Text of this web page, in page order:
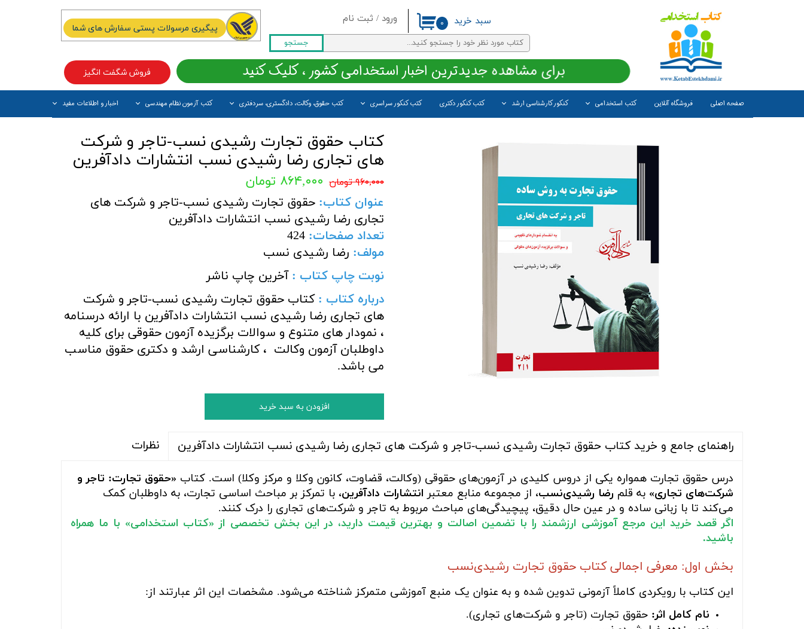
ورود / ثبت نام
حساب کاربری من
تغییر گذر واژه
سفارشات
خروج از حساب کاربری
جستجو
صفحه اصلی فروشگاه آنلاین کتب استخدامی کنکور کارشناسی ارشد کتب کنکور دکتری کتب کنکور سراسری کتب حقوق، وکالت، دادگستری، سردفتری کتب آزمون نظام مهندسی اخبار و اطلاعات مفید
۰ سبد خرید
فروش شگفت انگیز برای مشاهده جدیدترین اخبار استخدامی کشور ، کلیک کنید
پیگیری مرسولات پستی سفارش های شما
کتاب حقوق تجارت رشیدی نسب-تاجر و شرکت
های تجاری رضا رشیدی نسب انتشارات دادآفرین
۹۶۰,۰۰۰ تومان ۸۶۴,۰۰۰ تومان
عنوان کتاب: حقوق تجارت رشیدی نسب-تاجر و شرکت های
تجاری رضا رشیدی نسب انتشارات دادآفرین
تعداد صفحات:
424
مولف: رضا رشیدی نسب
نوبت چاپ کتاب :آخرین چاپ ناشر
درباره کتاب :کتاب حقوق تجارت رشیدی نسب-تاجر و شرکت
های تجاری رضا رشیدی نسب انتشارات دادآفرین با ارائه درسنامه
، نمودار های متنوع و سوالات برگزیده آزمون حقوقی برای کلیه
داوطلبان آزمون وکالت ، کارشناسی ارشد و دکتری حقوق مناسب
می باشد.
افزودن به سبد خرید
راهنمای جامع و خرید کتاب حقوق تجارت رشیدی نسب-تاجر و شرکت های تجاری رضا رشیدی نسب انتشارات دادآفرین نظرات
درس حقوق تجارت همواره یکی از دروس کلیدی در آزمون‌های حقوقی (وکالت، قضاوت، کانون وکلا و مرکز وکلا) است. کتاب «حقوق تجارت: تاجر و
شرکت‌های تجاری» به قلم رضا رشیدی‌نسب، از مجموعه منابع معتبر انتشارات دادآفرین، با تمرکز بر مباحث اساسی تجارت، به داوطلبان کمک
می‌کند تا با زبانی ساده و در عین حال دقیق، پیچیدگی‌های مباحث مربوط به تاجر و شرکت‌های تجاری را درک کنند.
اگر قصد خرید این مرجع آموزشی ارزشمند را با تضمین اصالت و بهترین قیمت دارید، در این بخش تخصصی از «کتاب استخدامی» با ما همراه
باشید.
بخش اول: معرفی اجمالی کتاب حقوق تجارت رشیدی‌نسب
این کتاب با رویکردی کاملاً آزمونی تدوین شده و به عنوان یک منبع آموزشی متمرکز شناخته می‌شود. مشخصات این اثر عبارتند از:
نام کامل اثر: حقوق تجارت (تاجر و شرکت‌های تجاری).